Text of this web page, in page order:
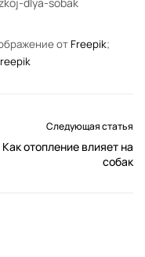
от Freepik;
Следующая статья
Как отопление влияет на
собак